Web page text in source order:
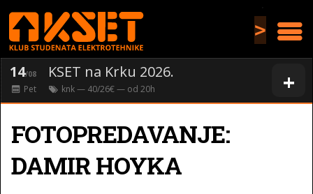
>
+
14/08 KSET na Krku 2026.
Pet knk— 40/26€ — od 20h
FOTOPREDAVANJE:
DAMIR HOYKA